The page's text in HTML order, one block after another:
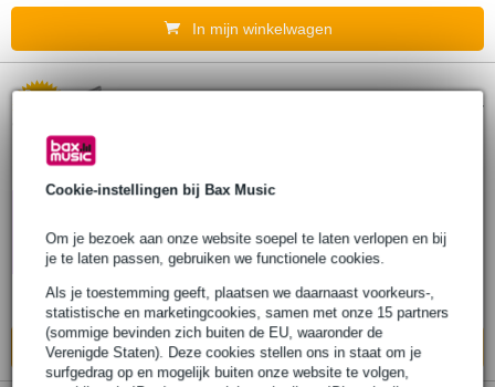
Cookie-instellingen bij Bax Music
Om je bezoek aan onze website soepel te laten verlopen en bij
je te laten passen, gebruiken we functionele cookies.
Als je toestemming geeft, plaatsen we daarnaast voorkeurs-,
statistische en marketingcookies, samen met onze 15 partners
(sommige bevinden zich buiten de EU, waaronder de
Verenigde Staten). Deze cookies stellen ons in staat om je
surfgedrag op en mogelijk buiten onze website te volgen,
In mijn winkelwagen
Popu
[NIEUW]
Truss, Scherp
Geprijsd
Altura FA34/H-300 vierkant truss 3 meter
Op voorraad
Ook in1 winkelop voorraad
In mijn winkelwagen